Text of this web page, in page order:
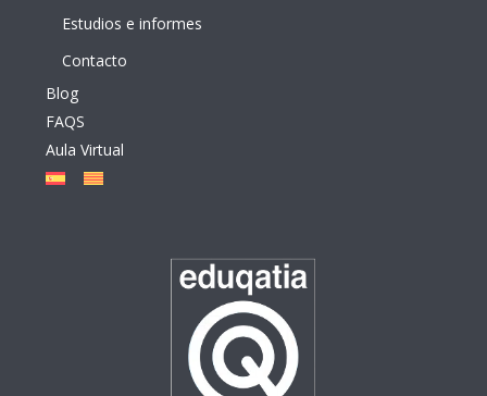
Estudios e informes
Contacto
Blog
FAQS
Aula Virtual